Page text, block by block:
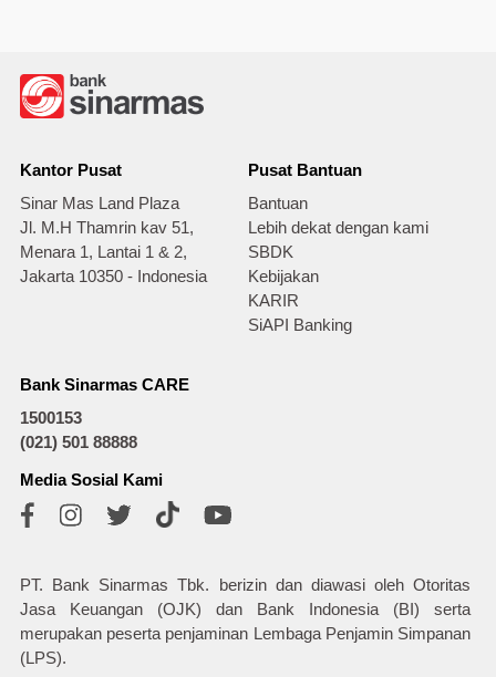
Kantor Pusat
Sinar Mas Land Plaza
Jl. M.H Thamrin kav 51,
Menara 1, Lantai 1 & 2,
Jakarta 10350 - Indonesia
Pusat Bantuan
Bantuan
Lebih dekat dengan kami
SBDK
Kebijakan
KARIR
SiAPI Banking
Bank Sinarmas CARE
1500153
(021) 501 88888
Media Sosial Kami
PT. Bank Sinarmas Tbk. berizin dan diawasi oleh Otoritas
Jasa Keuangan (OJK) dan Bank Indonesia (BI) serta
merupakan peserta penjaminan Lembaga Penjamin Simpanan
(LPS).